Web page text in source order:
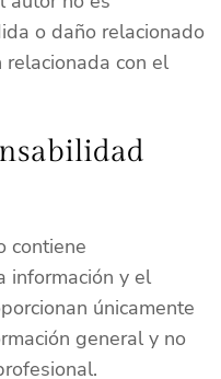
o daño relacionado
relacionada con el
contiene
información y el
únicamente
general y no